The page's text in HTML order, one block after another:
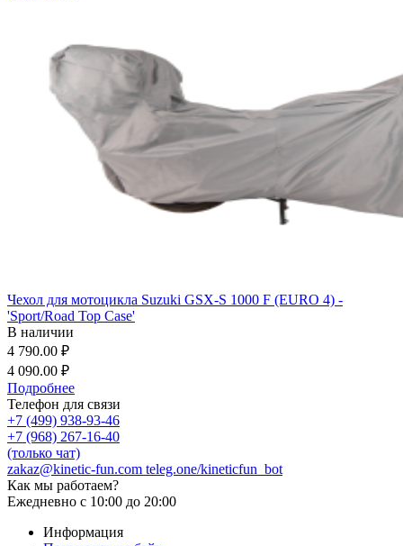
Чехол для мотоцикла Suzuki GSX-S 1000 F (EURO 4) -
'Sport/Road Top Case'
В наличии
4 790.00 ₽
4 090.00 ₽
Подробнее
Телефон для связи
+7 (499) 938-93-46
+7 (968) 267-16-40
(только чат)
zakaz@kinetic-fun.com teleg.one/kineticfun_bot
Как мы работаем?
Ежедневно с 10:00 до 20:00
Информация